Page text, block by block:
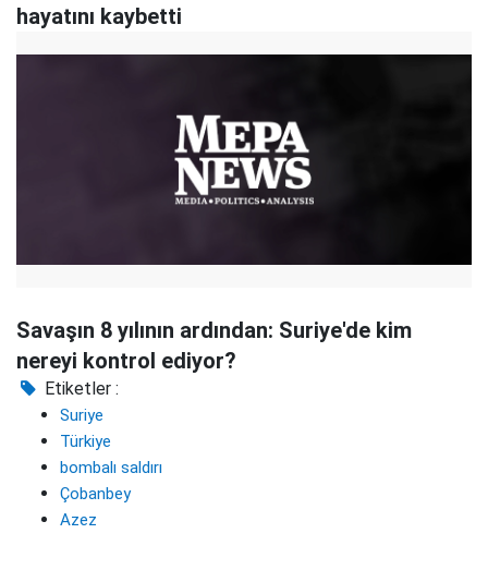
hayatını kaybetti
Savaşın 8 yılının ardından: Suriye'de kim
nereyi kontrol ediyor?
Etiketler :
Suriye
Türkiye
bombalı saldırı
Çobanbey
Azez